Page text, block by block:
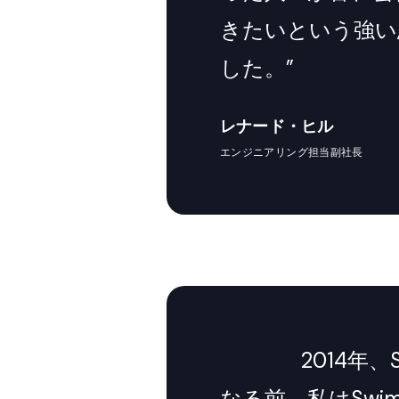
きたいという強
した。”
レナード・ヒル
エンジニアリング担当副社長
2014年